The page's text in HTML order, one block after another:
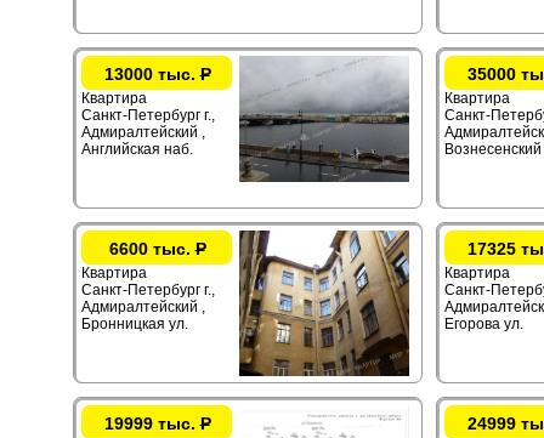
13000 тыс.Р
Квартира
Санкт-Петербург г.,
Адмиралтейский ,
Английская наб.
35000
Квартира
Санкт-
6600 тыс.Р
Квартира
Санкт-Петербург г.,
Адмиралтейский ,
Бронницкая ул.
17325
Квартира
Санкт-
Егорова ул.
19999 тыс.Р 24999